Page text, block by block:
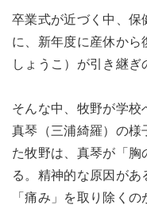
卒業式が近づく中、保
に、新年度に産休か
しょうこ）が引き継ぎ
そんな中、牧野が学校
真琴（三浦綺羅）の様
た牧野は、真琴が「胸
る。精神的な原因が
「痛み」を取り除く